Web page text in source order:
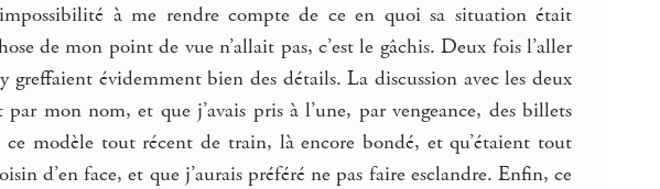
à me rendre compte de ce en quoi sa situation était
de mon point de vue n’allait pas, c’est le gâchis. Deux fois l’aller
évidemment bien des détails. La discussion avec les deux
mon nom, et que j’avais pris à l’une, par vengeance, des billets
modèle tout récent de train, là encore bondé, et qu’étaient tout
d’en face, et que j’aurais préféré ne pas faire esclandre. Enfin, ce